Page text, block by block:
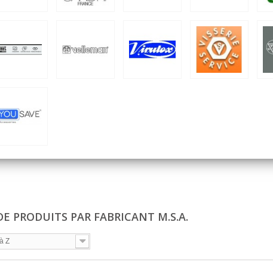
PRODUITS PAR FABRICANT M.S.A.
Z